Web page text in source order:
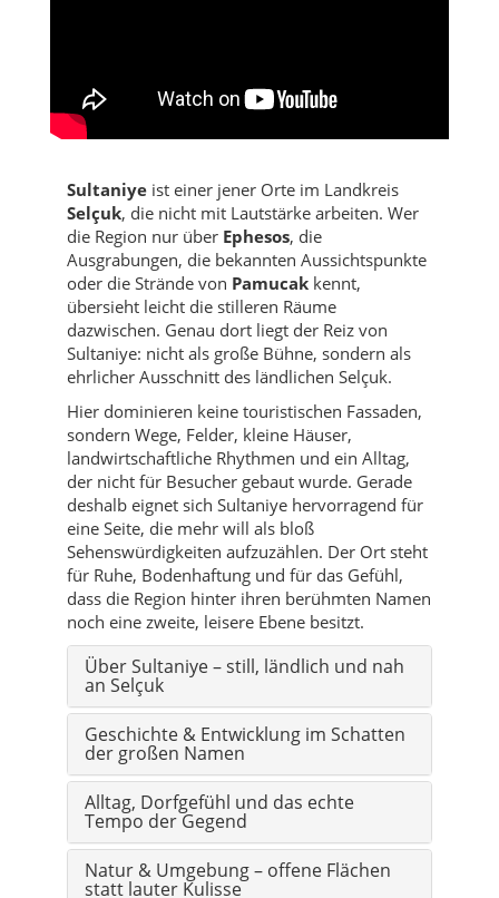
Sultaniye ist einer jener Orte im Landkreis
Selçuk, die nicht mit Lautstärke arbeiten. Wer
die Region nur über Ephesos, die
Ausgrabungen, die bekannten Aussichtspunkte
oder die Strände von Pamucak kennt,
übersieht leicht die stilleren Räume
dazwischen. Genau dort liegt der Reiz von
Sultaniye: nicht als große Bühne, sondern als
ehrlicher Ausschnitt des ländlichen Selçuk.
Hier dominieren keine touristischen Fassaden,
sondern Wege, Felder, kleine Häuser,
landwirtschaftliche Rhythmen und ein Alltag,
der nicht für Besucher gebaut wurde. Gerade
deshalb eignet sich Sultaniye hervorragend für
eine Seite, die mehr will als bloß
Sehenswürdigkeiten aufzuzählen. Der Ort steht
für Ruhe, Bodenhaftung und für das Gefühl,
dass die Region hinter ihren berühmten Namen
noch eine zweite, leisere Ebene besitzt.
Über Sultaniye – still, ländlich und nah
an Selçuk
Geschichte & Entwicklung im Schatten
der großen Namen
Alltag, Dorfgefühl und das echte
Tempo der Gegend
Natur & Umgebung – offene Flächen
statt lauter Kulisse